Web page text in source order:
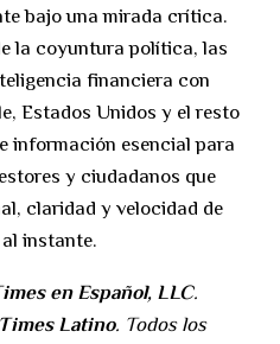
bajo una mirada crítica.
la coyuntura política, las
financiera con
Estados Unidos y el resto
información esencial para
y ciudadanos que
claridad y velocidad de
instante.
en Español, LLC.
Latino. Todos los